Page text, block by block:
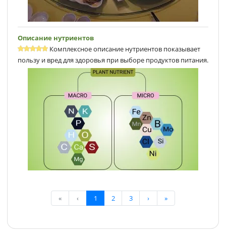
Описание нутриентов
Комплексное описание нутриентов показывает
пользу и вред для здоровья при выборе продуктов питания.
« ‹ 1 2 3 › »